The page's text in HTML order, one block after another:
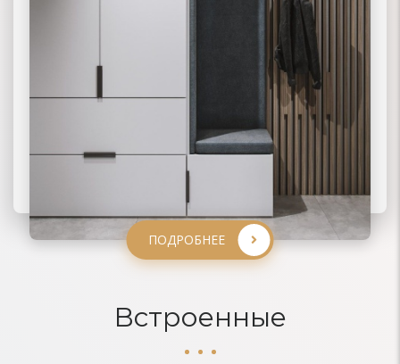
ПОДРОБНЕЕ
ПОДРОБНЕЕ
Встроенные